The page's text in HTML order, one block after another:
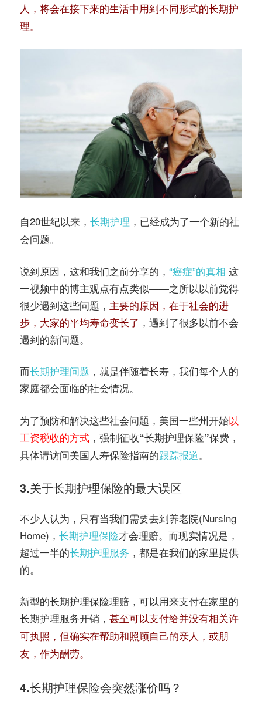
人，将会在接下来的生活中用到不同形式的长期护
理。
自20世纪以来， 长期护理 ，已经成为了一个新的社
会问题。
说到原因，这和我们之前分享的， “癌症”的真相 这
一视频中的博主观点有点类似——之所以以前觉得
很少遇到这些问题， 主要的原因，在于社会的进
步，大家的平均寿命变长了 ，遇到了很多以前不会
遇到的新问题。
而长期护理问题 ，就是伴随着长寿，我们每个人的
家庭都会面临的社会情况。
为了预防和解决这些社会问题，美国一些州开始以
工资税收的方式 ， 强制征收“长期护理保险”保费 ，
具体请访问美国人寿保险指南的跟踪报道。
3.关于长期护理保险的最大误区
不少人认为，只有当我们需要去到养老院(Nursing
Home)， 长期护理保险才会理赔。而现实情况是，
超过一半的长期护理服务 ，都是在我们的家里提供
的。
新型的长期护理保险理赔，可以用来支付在家里的
长期护理服务开销， 甚至可以支付给并没有相关许
可执照，但确实在帮助和照顾自己的亲人，或朋
友，作为酬劳。
4.长期护理保险会突然涨价吗？